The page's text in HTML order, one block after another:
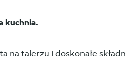
kuchnia.
na talerzu i doskonałe